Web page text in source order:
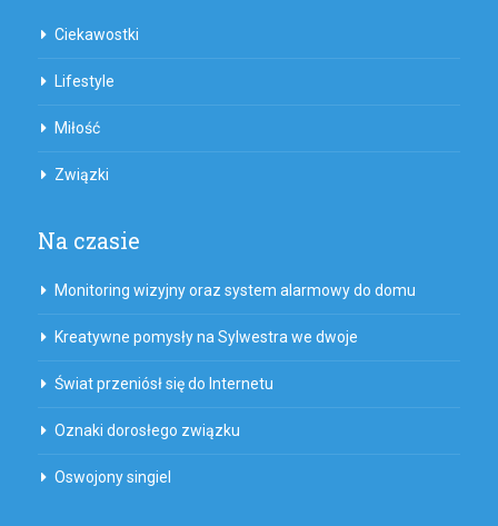
Ciekawostki
Lifestyle
Miłość
Związki
Na czasie
Monitoring wizyjny oraz system alarmowy do domu
Kreatywne pomysły na Sylwestra we dwoje
Świat przeniósł się do Internetu
Oznaki dorosłego związku
Oswojony singiel